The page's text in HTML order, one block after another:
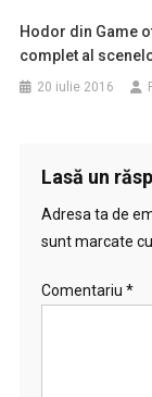
Hodor din Game
complet al
20 iulie 2016
Lasă un
Adresa ta de
sunt marcate cu
Comentariu *